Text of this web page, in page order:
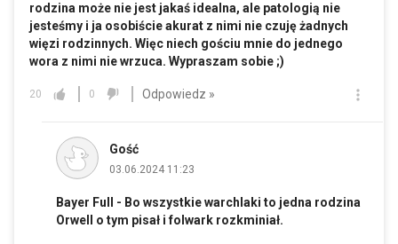
rodzina może nie jest jakaś idealna, ale patologią nie
jesteśmy i ja osobiście akurat z nimi nie czuję żadnych
więzi rodzinnych. Więc niech gościu mnie do jednego
wora z nimi nie wrzuca. Wypraszam sobie ;)
20 0 Odpowiedz »
Gość
03.06.2024 11:23
Bayer Full - Bo wszystkie warchlaki to jedna rodzina
Orwell o tym pisał i folwark rozkminiał.